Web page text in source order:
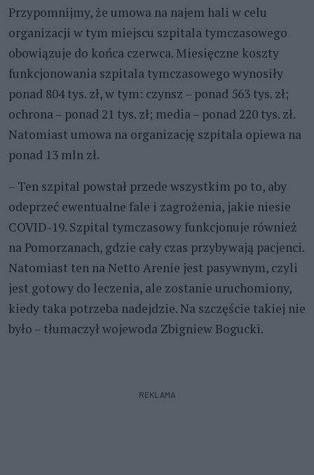
Przypomnijmy, że umowa na najem hali w celu
organizacji w tym miejscu szpitala tymczasowego
obowiązuje do końca czerwca. Miesięczne koszty
funkcjonowania szpitala tymczasowego wynosiły
ponad 804 tys. zł, w tym: czynsz – ponad 563 tys. zł;
ochrona – ponad 21 tys. zł; media – ponad 220 tys. zł.
Natomiast umowa na organizację szpitala opiewa na
ponad 13 mln zł.
– Ten szpital powstał przede wszystkim po to, aby
odeprzeć ewentualne fale i zagrożenia, jakie niesie
COVID-19. Szpital tymczasowy funkcjonuje również
na Pomorzanach, gdzie cały czas przybywają pacjenci.
Natomiast ten na Netto Arenie jest pasywnym, czyli
jest gotowy do leczenia, ale zostanie uruchomiony,
kiedy taka potrzeba nadejdzie. Na szczęście takiej nie
było – tłumaczył wojewoda Zbigniew Bogucki.
REKLAMA